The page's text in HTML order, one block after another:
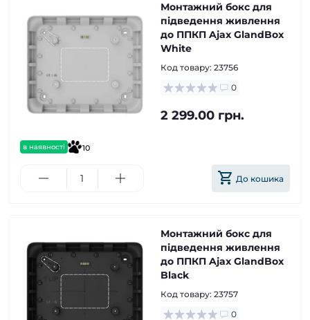
в наявності 10
Монтажний бокс для
підведення живлення
до ППКП Ajax GlandBox
White
Код товару: 23756
0
2 299.00 грн.
До кошика
Монтажний бокс для
підведення живлення
до ППКП Ajax GlandBox
Black
Код товару: 23757
0